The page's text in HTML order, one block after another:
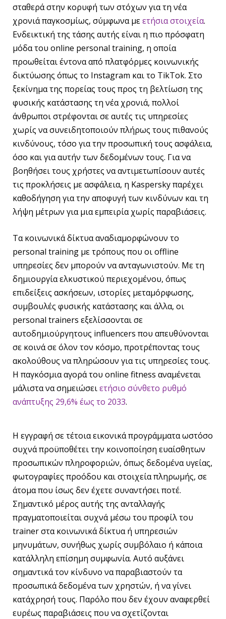
σταθερά στην κορυφή των στόχων για τη νέα
χρονιά παγκοσμίως, σύμφωνα μεετήσια στοιχεία.
Ενδεικτική της τάσης αυτής είναι η πιο πρόσφατη
μόδα του online personal training, η οποία
προωθείται έντονα από πλατφόρμες κοινωνικής
δικτύωσης όπως το Instagram και το TikTok. Στο
ξεκίνημα της πορείας τους προς τη βελτίωση της
φυσικής κατάστασης τη νέα χρονιά, πολλοί
άνθρωποι στρέφονται σε αυτές τις υπηρεσίες
χωρίς να συνειδητοποιούν πλήρως τους πιθανούς
κινδύνους, τόσο για την προσωπική τους ασφάλεια,
όσο και για αυτήν των δεδομένων τους. Για να
βοηθήσει τους χρήστες να αντιμετωπίσουν αυτές
τις προκλήσεις με ασφάλεια, η Kaspersky παρέχει
καθοδήγηση για την αποφυγή των κινδύνων και τη
λήψη μέτρων για μια εμπειρία χωρίς παραβιάσεις.
Τα κοινωνικά δίκτυα αναδιαμορφώνουν το
personal training με τρόπους που οι offline
υπηρεσίες δεν μπορούν να ανταγωνιστούν. Με τη
δημιουργία ελκυστικού περιεχομένου, όπως
επιδείξεις ασκήσεων, ιστορίες μεταμόρφωσης,
συμβουλές φυσικής κατάστασης και άλλα, οι
personal trainers εξελίσσονται σε
αυτοδημιούργητους influencers που απευθύνονται
σε κοινά σε όλον τον κόσμο, προτρέποντας τους
ακολούθους να πληρώσουν για τις υπηρεσίες τους.
Η παγκόσμια αγορά του online fitness αναμένεται
μάλιστα να σημειώσειετήσιο σύνθετο ρυθμό
ανάπτυξης 29,6% έως το 2033.
Η εγγραφή σε τέτοια εικονικά προγράμματα ωστόσο
συχνά προϋποθέτει την κοινοποίηση ευαίσθητων
προσωπικών πληροφοριών, όπως δεδομένα υγείας,
φωτογραφίες προόδου και στοιχεία πληρωμής, σε
άτομα που ίσως δεν έχετε συναντήσει ποτέ.
Σημαντικό μέρος αυτής της ανταλλαγής
πραγματοποιείται συχνά μέσω του προφίλ του
trainer στα κοινωνικά δίκτυα ή υπηρεσιών
μηνυμάτων, συνήθως χωρίς συμβόλαιο ή κάποια
κατάλληλη επίσημη συμφωνία. Αυτό αυξάνει
σημαντικά τον κίνδυνο να παραβιαστούν τα
προσωπικά δεδομένα των χρηστών, ή να γίνει
κατάχρησή τους. Παρόλο που δεν έχουν αναφερθεί
ευρέως παραβιάσεις που να σχετίζονται